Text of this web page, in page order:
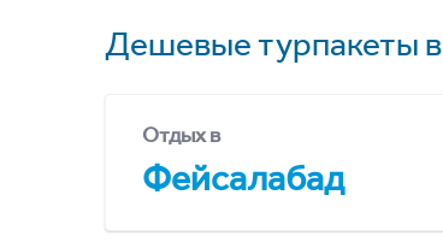
Дешевые турпакеты в
Отдых в
Фейсалабад